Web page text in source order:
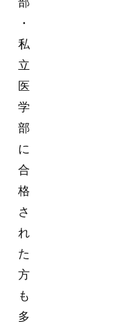
・
私
立
医
学
部
に
合
格
さ
れ
た
方
も
多